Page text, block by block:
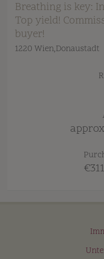
Breathing is key:
Top yield!
buyer!
1220 Wien,Donaustadt